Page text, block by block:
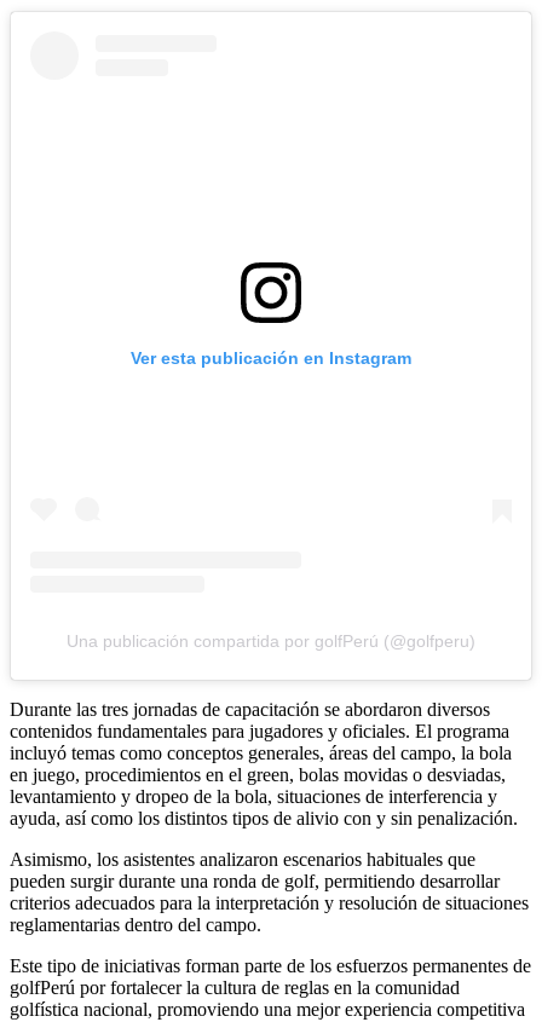
Ver esta publicación en Instagram
Una publicación compartida por golfPerú (@golfperu)
Durante las tres jornadas de capacitación se abordaron diversos
contenidos fundamentales para jugadores y oficiales. El programa
incluyó temas como conceptos generales, áreas del campo, la bola
en juego, procedimientos en el green, bolas movidas o desviadas,
levantamiento y dropeo de la bola, situaciones de interferencia y
ayuda, así como los distintos tipos de alivio con y sin penalización.
Asimismo, los asistentes analizaron escenarios habituales que
pueden surgir durante una ronda de golf, permitiendo desarrollar
criterios adecuados para la interpretación y resolución de situaciones
reglamentarias dentro del campo.
Este tipo de iniciativas forman parte de los esfuerzos permanentes de
golfPerú por fortalecer la cultura de reglas en la comunidad
golfística nacional, promoviendo una mejor experiencia competitiva